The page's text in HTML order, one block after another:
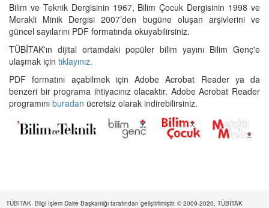
Bilim ve Teknik Dergisinin 1967, Bilim Çocuk Dergisinin 1998 ve
Merakli Minik Dergisi 2007’den bugüne oluşan arşivlerini ve
güncel sayılarını PDF formatında okuyabilirsiniz.
TÜBİTAK'ın dijital ortamdaki popüler bilim yayını Bilim Genç'e
ulaşmak için tıklayınız.
PDF formatını açabilmek için Adobe Acrobat Reader ya da
benzeri bir programa ihtiyacınız olacaktır. Adobe Acrobat Reader
programını buradan ücretsiz olarak indirebilirsiniz.
TÜBİTAK- Bilgi İşlem Daire Başkanlığı tarafından geliştirilmiştir. © 2009-2020, TÜBİTAK